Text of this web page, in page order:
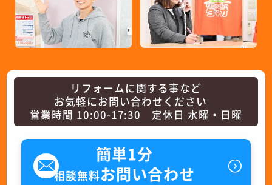
リフォームに関する事など
お気軽にお問い合わせください
営業時間 10:00-17:30 定休日 水曜・日曜
簡単1分
相談無料お問い合わせ